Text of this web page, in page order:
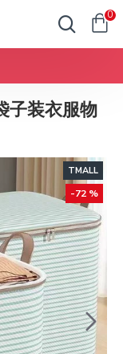
0
子装衣服物
TMALL
-72 %